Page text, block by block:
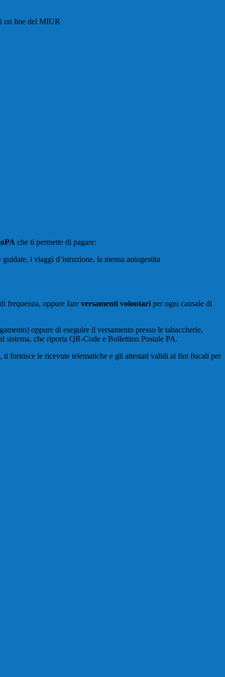
on line del MIUR
che ti permette di pagare:
i viaggi d’istruzione, la mensa autogestita
frequenza, oppure fare versamenti volontari per ogni causale di
oppure di eseguire il versamento presso le tabaccherie,
sistema, che riporta QR-Code e Bollettino Postale PA.
fornisce le ricevute telematiche e gli attestati validi ai fini fiscali per